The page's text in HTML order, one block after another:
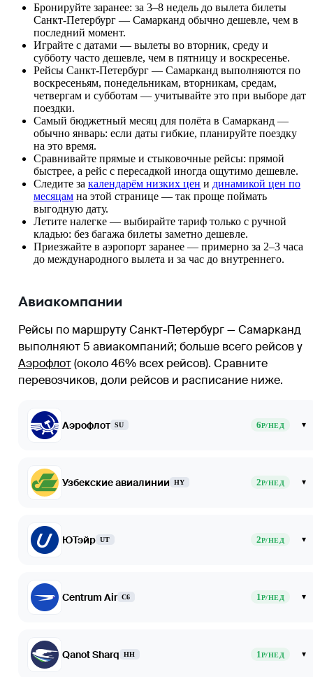
Бронируйте заранее: за 3–8 недель до вылета билеты
Санкт-Петербург — Самарканд обычно дешевле, чем в
последний момент.
Играйте с датами — вылеты во вторник, среду и
субботу часто дешевле, чем в пятницу и воскресенье.
Рейсы Санкт-Петербург — Самарканд выполняются по
воскресеньям, понедельникам, вторникам, средам,
четвергам и субботам — учитывайте это при выборе дат
поездки.
Самый бюджетный месяц для полёта в Самарканд —
обычно январь: если даты гибкие, планируйте поездку
на это время.
Сравнивайте прямые и стыковочные рейсы: прямой
быстрее, а рейс с пересадкой иногда ощутимо дешевле.
Следите за календарём низких цен и динамикой цен по
месяцам на этой странице — так проще поймать
выгодную дату.
Летите налегке — выбирайте тариф только с ручной
кладью: без багажа билеты заметно дешевле.
Приезжайте в аэропорт заранее — примерно за 2–3 часа
до международного вылета и за час до внутреннего.
Авиакомпании
Рейсы по маршруту Санкт-Петербург — Самарканд
выполняют 5 авиакомпаний; больше всего рейсов у
Аэрофлот(около 46% всех рейсов). Сравните
перевозчиков, доли рейсов и расписание ниже.
Аэрофлот SU 6Р/НЕД ▾
Узбекские авиалинии HY 2Р/НЕД ▾
ЮТэйр UT 2Р/НЕД ▾
Centrum Air C6 1Р/НЕД ▾
Qanot Sharq HH 1Р/НЕД ▾